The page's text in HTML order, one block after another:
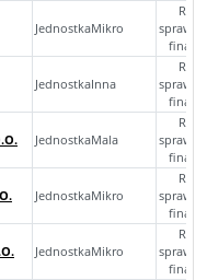
JednostkaMikro
JednostkaInna
JednostkaMala
JednostkaMikro
JednostkaMikro